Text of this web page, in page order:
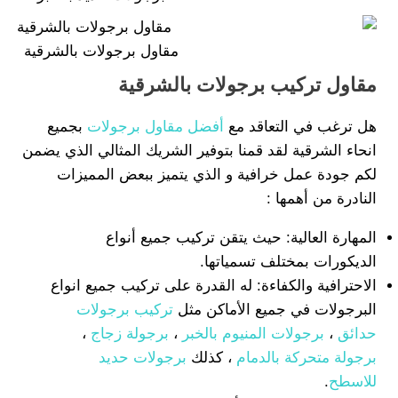
مقاول برجولات بالشرقية
مقاول تركيب برجولات بالشرقية
هل ترغب في التعاقد مع أفضل مقاول برجولات بجميع
انحاء الشرقية لقد قمنا بتوفير الشريك المثالي الذي يضمن
لكم جودة عمل خرافية و الذي يتميز ببعض المميزات
النادرة من أهمها :
المهارة العالية: حيث يتقن تركيب جميع أنواع
الديكورات بمختلف تسمياتها.
الاحترافية والكفاءة: له القدرة على تركيب جميع انواع
البرجولات في جميع الأماكن مثل تركيب برجولات
حدائق ، برجولات المنيوم بالخبر ، برجولة زجاج ،
برجولة متحركة بالدمام ، كذلك برجولات حديد
للاسطح.